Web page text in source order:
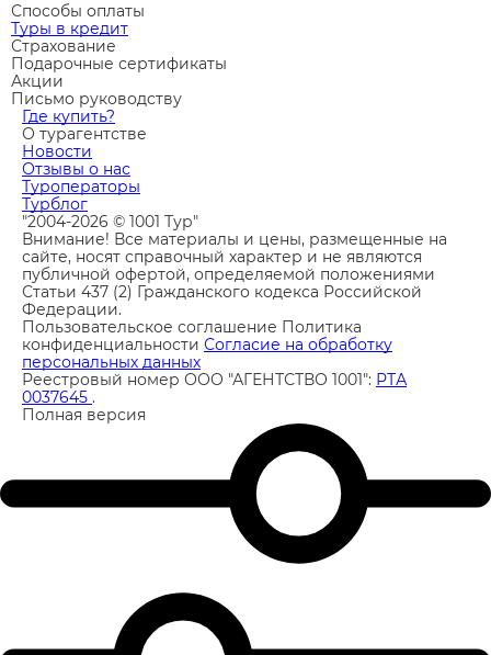
Способы оплаты
Туры в кредит
Страхование
Подарочные сертификаты
Акции
Письмо руководству
Где купить?
О турагентстве
Новости
Отзывы о нас
Туроператоры
Турблог
"2004-2026 © 1001 Тур"
Внимание! Все материалы и цены, размещенные на
сайте, носят справочный характер и не являются
публичной офертой, определяемой положениями
Статьи 437 (2) Гражданского кодекса Российской
Федерации.
Пользовательское соглашение Политика
конфиденциальности Согласие на обработку
персональных данных
Реестровый номер ООО "АГЕНТСТВО 1001": РТА
0037645 .
Полная версия